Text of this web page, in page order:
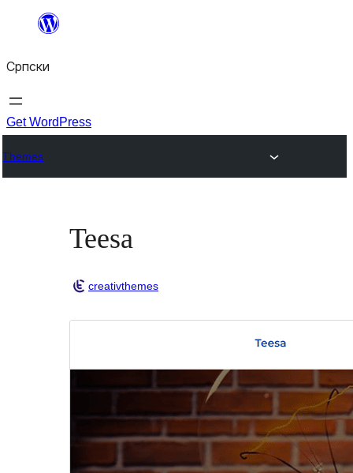
Скочи
садржај
Српски
Get WordPress
Themes
Teesa
creativthemes